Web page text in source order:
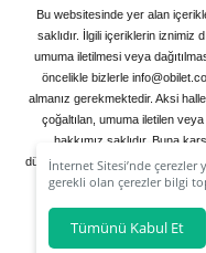
Bu websitesinde yer alan
saklıdır. İlgili içeriklerin iznimiz
umuma iletilmesi veya
öncelikle bizlerle
almanız gerekmektedir. Aksi
çoğaltılan, umuma iletilen
hakkımız saklıdır. Buna
düşünüyorsanız lütfen
Fikir ve Sanat Eserleri
değerlendirilerek geri dönüş
doğrultusunda ihlale konu
İnternet Sitesi’nde
gerekli olan çerezler bilgi
kişiselleştirilmiş çerezleri ve
seçeneğine tıklamanız
Aydınlatma Metni’mizi
Tümünü Kabul Et